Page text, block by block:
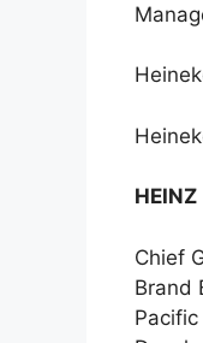
HEINZ
Chief
Brand